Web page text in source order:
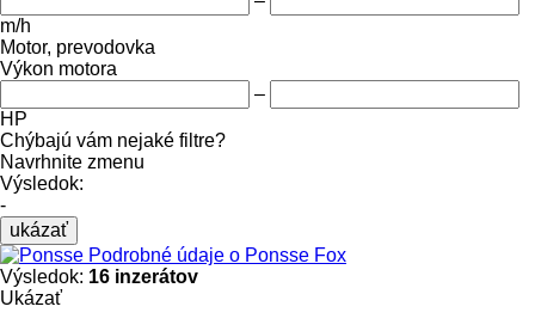
m/h
Motor, prevodovka
Výkon motora
–
HP
Chýbajú vám nejaké filtre?
Navrhnite zmenu
Výsledok:
-
ukázať
Podrobné údaje o Ponsse Fox
Výsledok: 16 inzerátov
Ukázať